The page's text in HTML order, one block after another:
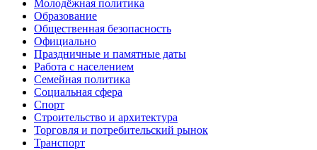
Молодёжная политика
Образование
Общественная безопасность
Официально
Праздничные и памятные даты
Работа с населением
Семейная политика
Социальная сфера
Спорт
Строительство и архитектура
Торговля и потребительский рынок
Транспорт